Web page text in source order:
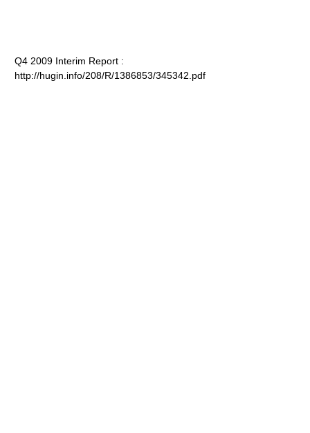
Q4 2009 Interim Report :
http://hugin.info/208/R/1386853/345342.pdf